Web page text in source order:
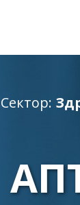
Сектор: